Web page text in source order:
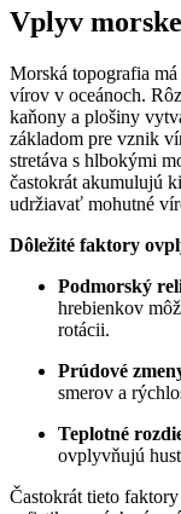
Vplyv
Morská topografia
vírov v oceánoch.
kaňony a plošiny
základom pre vznik
stretáva s hlbokými
častokrát akumulujú
udržiavať mohutné
Dôležité faktory
Podmorský
hrebienkov
rotácii.
Prúdové
smerov a
Teplotné
ovplyvňujú
Častokrát tieto